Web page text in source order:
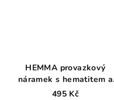
HEMMA provazkový
náramek s hematitem a
střapci
495 Kč